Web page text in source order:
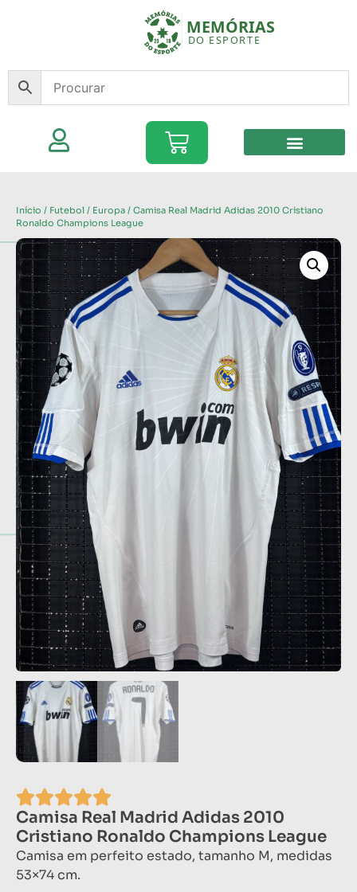
Início / Futebol / Europa / Camisa Real Madrid Adidas 2010 Cristiano
Ronaldo Champions League
Camisa Real Madrid Adidas 2010
Cristiano Ronaldo Champions League
Camisa em perfeito estado, tamanho M, medidas
53×74 cm.